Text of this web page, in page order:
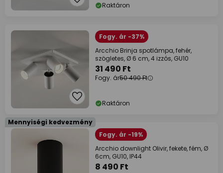
Raktáron
Fogy. ár -37%
Arcchio Brinja spotlámpa, fehér,
szögletes, Ø 6 cm, 4 izzós, GU10
31 490 Ft
Fogy. ár50 490 Ft
Raktáron
Mennyiségi kedvezmény
Fogy. ár -19%
Arcchio downlight Olivir, fekete, fém, Ø
6cm, GU10, IP44
8 490 Ft